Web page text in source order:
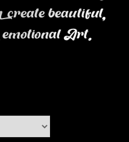
beautiful,
Art.